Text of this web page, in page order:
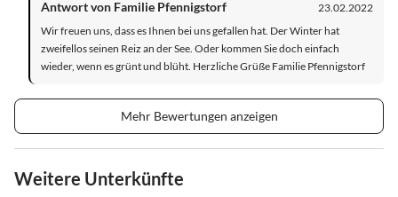
Antwort von Familie Pfennigstorf
23.02.2022
Wir freuen uns, dass es Ihnen bei uns gefallen hat. Der Winter hat
zweifellos seinen Reiz an der See. Oder kommen Sie doch einfach
wieder, wenn es grünt und blüht. Herzliche Grüße Familie Pfennigstorf
Mehr Bewertungen anzeigen
Weitere Unterkünfte